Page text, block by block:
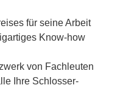
für seine Arbeit
Know-how
von Fachleuten
Ihre Schlosser-